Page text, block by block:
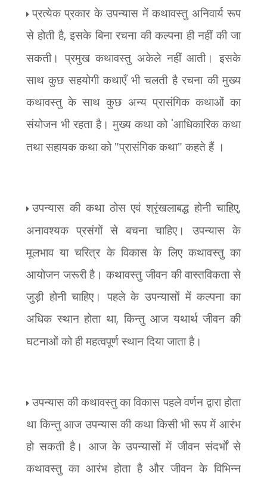
प्रत्येक प्रकार के उपन्यास में कथावस्तु अनिवार्य रूप
से होती है,इसके बिना रचना की कल्पना ही नहीं की जा
सकती। प्रमुख कथावस्तु अकेले नहीं आती। इसके
साथ कुछ सहयोगी कथाएँ भी चलती है रचना की मुख्य
कथावस्तु के साथ कुछ अन्य प्रासंगिक कथाओं का
संयोजन भी रहता है। मुख्य कथा को 'आधिकारिक कथा
तथा सहायक कथा को "प्रासंगिक कथा" कहते हैं ।
उपन्यास की कथा ठोस एवं श्रृंखलाबद्ध होनी चाहिए,
अनावश्यक प्रसंगों से बचना चाहिए। उपन्यास के
मूलभाव या चरित्र के विकास के लिए कथावस्तु का
आयोजन जरूरी है। कथावस्तु जीवन की वास्तविकता से
जुड़ी होनी चाहिए। पहले के उपन्यासों में कल्पना का
अधिक स्थान होता था, किन्तु आज यथार्थ जीवन की
घटनाओं को ही महत्वपूर्ण स्थान दिया जाता है।
उपन्यास की कथावस्तु का विकास पहले वर्णन द्वारा होता
था किन्तु आज उपन्यास की कथा किसी भी रूप में आरंभ
हो सकती है। आज के उपन्यासों में जीवन संदर्भों से
कथावस्तु का आरंभ होता है और जीवन के विभिन्न